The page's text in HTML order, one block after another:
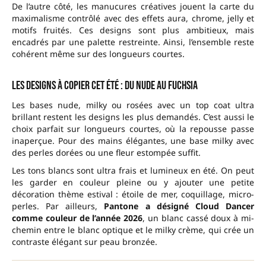
De l’autre côté, les manucures créatives jouent la carte du
maximalisme contrôlé avec des effets aura, chrome, jelly et
motifs fruités. Ces designs sont plus ambitieux, mais
encadrés par une palette restreinte. Ainsi, l’ensemble reste
cohérent même sur des longueurs courtes.
Les designs à copier cet été : du nude au fuchsia
Les bases nude, milky ou rosées avec un top coat ultra
brillant restent les designs les plus demandés. C’est aussi le
choix parfait sur longueurs courtes, où la repousse passe
inaperçue. Pour des mains élégantes, une base milky avec
des perles dorées ou une fleur estompée suffit.
Les tons blancs sont ultra frais et lumineux en été. On peut
les garder en couleur pleine ou y ajouter une petite
décoration thème estival : étoile de mer, coquillage, micro-
perles. Par ailleurs, Pantone a désigné Cloud Dancer
comme couleur de l’année 2026, un blanc cassé doux à mi-
chemin entre le blanc optique et le milky crème, qui crée un
contraste élégant sur peau bronzée.